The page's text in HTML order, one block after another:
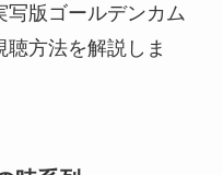
版ゴールデンカム
方法を解説しま